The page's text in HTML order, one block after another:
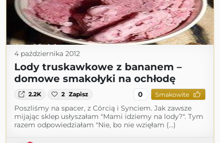
4 października 2012
Lody truskawkowe z bananem –
domowe smakołyki na ochłodę
2.2K 2 Zapisz 0 Smakowite
Poszliśmy na spacer, z Córcią i Synciem. Jak zawsze
mijając sklep usłyszałam "Mami idziemy na lody?". Tym
razem odpowiedziałam "Nie, bo nie wzięłam (...)